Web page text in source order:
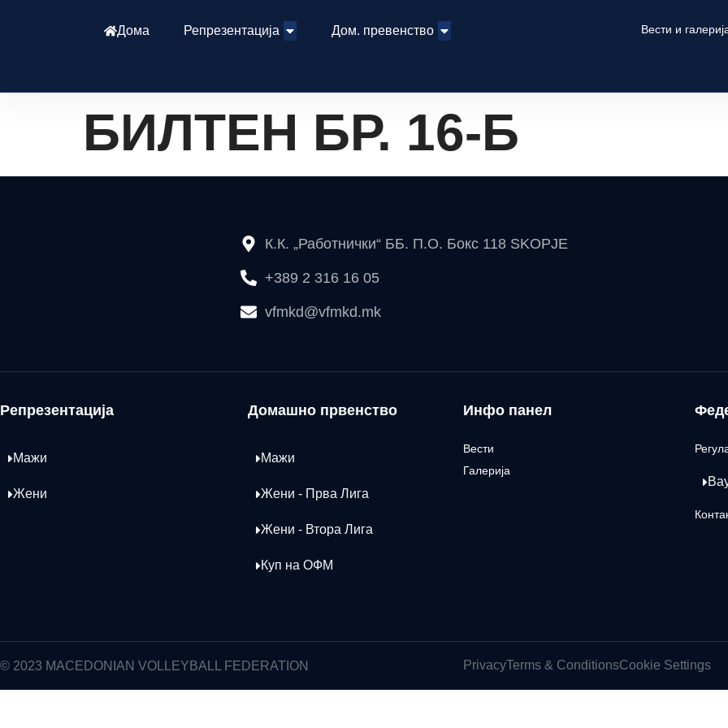
Дома Репрезентација Дом. превенство Вести и
БИЛТЕН БР. 16-Б
К.К. „Работнички“ ББ. П.О. Бокс 118 SKOPJE
+389 2 316 16 05
vfmkd@vfmkd.mk
Репрезентација
Мажи
Жени
Домашно првенство
Мажи
Жени - Прва Лига
Жени - Втора Лига
Куп на ОФМ
Инфо панел
Вести
Галерија
© 2023 MACEDONIAN VOLLEYBALL FEDERATION PrivacyTerms & ConditionsCookie Settings